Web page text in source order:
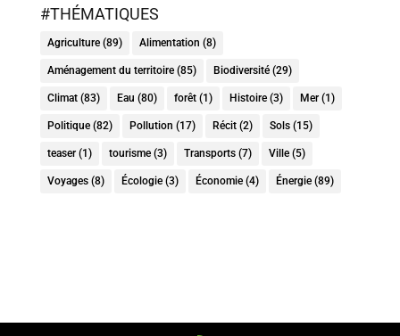
#THÉMATIQUES
Agriculture(89) Alimentation (8)
Aménagement du territoire(85) Biodiversité(29)
Climat(83) Eau (80) forêt(1) Histoire(3) Mer(1)
Politique(82) Pollution (17) Récit(2) Sols(15)
teaser(1) tourisme(3) Transports(7) Ville(5)
Voyages(8) Écologie(3) Économie(4) Énergie(89)